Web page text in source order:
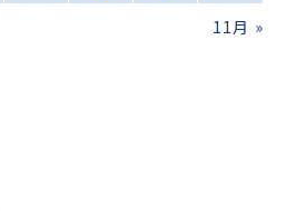
11月 »